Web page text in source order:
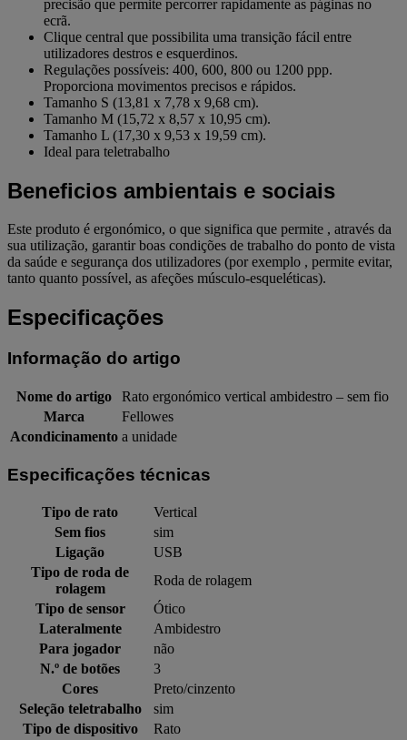
precisão que permite percorrer rapidamente as páginas no
ecrã.
Clique central que possibilita uma transição fácil entre
utilizadores destros e esquerdinos.
Regulações possíveis: 400, 600, 800 ou 1200 ppp.
Proporciona movimentos precisos e rápidos.
Tamanho S (13,81 x 7,78 x 9,68 cm).
Tamanho M (15,72 x 8,57 x 10,95 cm).
Tamanho L (17,30 x 9,53 x 19,59 cm).
Ideal para teletrabalho
Beneficios ambientais e sociais
Este produto é ergonómico, o que significa que permite , através da
sua utilização, garantir boas condições de trabalho do ponto de vista
da saúde e segurança dos utilizadores (por exemplo , permite evitar,
tanto quanto possível, as afeções músculo-esqueléticas).
Especificações
Informação do artigo
Nome do artigo
Rato ergonómico vertical ambidestro – sem fio
Marca
Fellowes
Acondicinamento a unidade
Especificações técnicas
Tipo de rato
Vertical
Sem fios
sim
Ligação
USB
Tipo de roda de
rolagem
Roda de rolagem
Tipo de sensor
Ótico
Lateralmente
Ambidestro
Para jogador
não
N.º de botões
3
Cores
Preto/cinzento
Seleção teletrabalho
sim
Tipo de dispositivo
Rato